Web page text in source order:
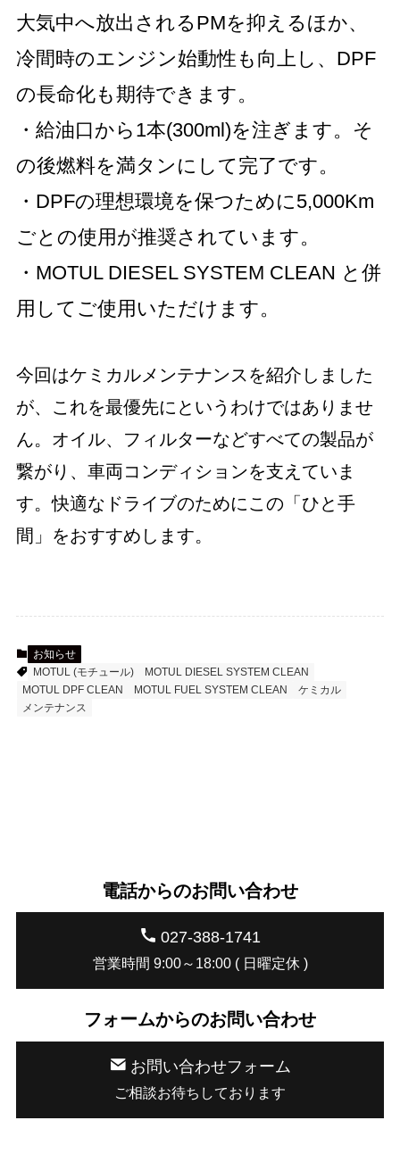
大気中へ放出されるPMを抑えるほか、
冷間時のエンジン始動性も向上し、DPF
の長命化も期待できます。
・給油口から1本(300ml)を注ぎます。そ
の後燃料を満タンにして完了です。
・DPFの理想環境を保つために5,000Km
ごとの使用が推奨されています。
・MOTUL DIESEL SYSTEM CLEAN と併
用してご使用いただけます。
今回はケミカルメンテナンスを紹介しました
が、これを最優先にというわけではありませ
ん。オイル、フィルターなどすべての製品が
繋がり、車両コンディションを支えていま
す。快適なドライブのためにこの「ひと手
間」をおすすめします。
お知らせ
MOTUL (モチュール)
MOTUL DIESEL SYSTEM CLEAN
MOTUL DPF CLEAN
MOTUL FUEL SYSTEM CLEAN
ケミカル
メンテナンス
電話からのお問い合わせ
027-388-1741
営業時間 9:00～18:00 ( 日曜定休 )
フォームからのお問い合わせ
お問い合わせフォーム
ご相談お待ちしております